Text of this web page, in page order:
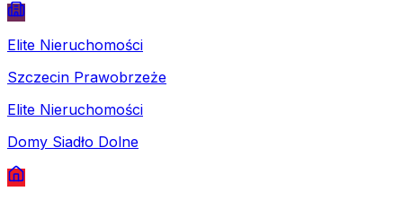
Elite Nieruchomości
Szczecin Prawobrzeże
Elite Nieruchomości
Domy Siadło Dolne